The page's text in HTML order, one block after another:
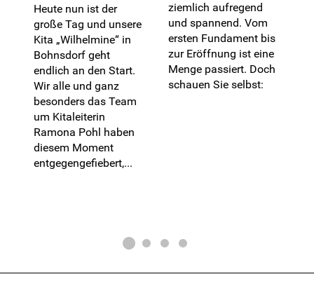
Heute nun ist der
große Tag und unsere
Kita „Wilhelmine“ in
Bohnsdorf geht
endlich an den Start.
Wir alle und ganz
besonders das Team
um Kitaleiterin
Ramona Pohl haben
diesem Moment
entgegengefiebert,...
ziemlich aufregend
und spannend. Vom
ersten Fundament bis
zur Eröffnung ist eine
Menge passiert. Doch
schauen Sie selbst: